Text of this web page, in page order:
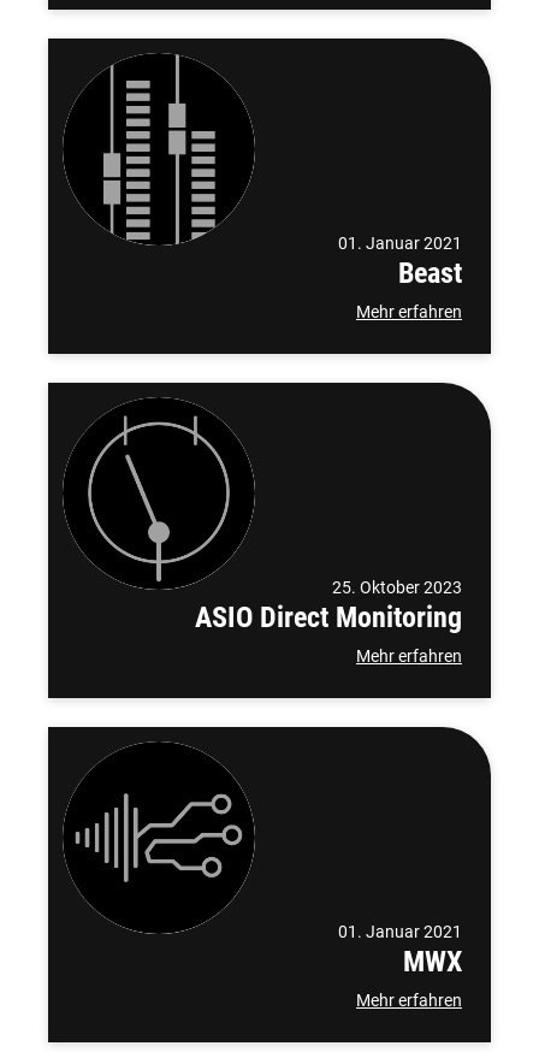
01. Januar 2021
Beast
Mehr erfahren
25. Oktober 2023
ASIO Direct Monitoring
Mehr erfahren
01. Januar 2021
MWX
Mehr erfahren